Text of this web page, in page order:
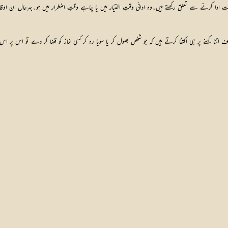
کرنے سے تعلق رکھتے ہیں۔وہ ادائی وقتِ اختیار میں یا چاہے وقتِ اضطرار میں ہو۔بہرحال ان
کہنے پر ہی اکتفا کرتے ہیں کہ جو شخص بھول کر یا سویا رہ کر کسی نماز کو قضا کر دے تو